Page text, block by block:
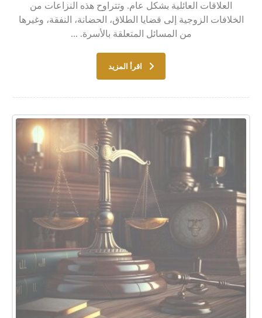
العلاقات العائلية بشكل عام. وتتراوح هذه النزاعات من
الخلافات الزوجية إلى قضايا الطلاق، الحضانة، النفقة، وغيرها
من المسائل المتعلقة بالأسرة. ...
اقرأ المزيد